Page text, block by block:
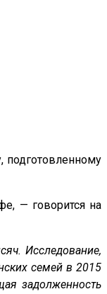
— говорится на
Исследование,
семей в 2015
задолженность